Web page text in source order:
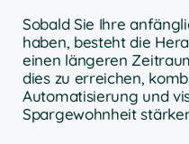
Sobald Sie Ihre
haben, besteht die
einen längeren
dies zu erreichen,
Automatisierung und
Spargewohnheit